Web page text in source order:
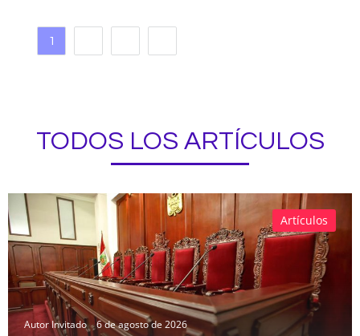
1
TODOS LOS ARTÍCULOS
Autor Invitado 6 de agosto de 2026
Artículos